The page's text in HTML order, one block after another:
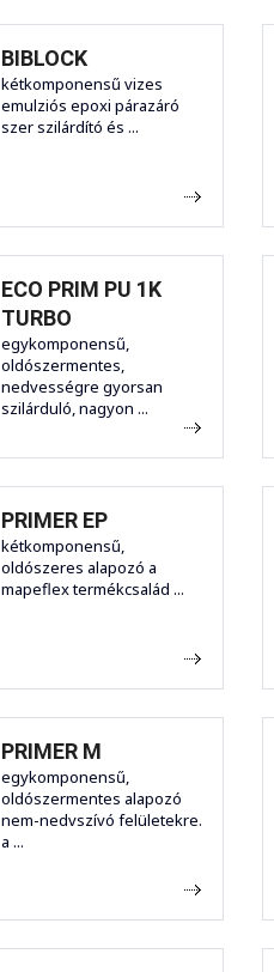
BIBLOCK
kétkomponensű vizes
emulziós epoxi párazáró
szer szilárdító és ...
ECO PRIM PU 1K
TURBO
egykomponensű,
oldószermentes,
nedvességre gyorsan
szilárduló, nagyon ...
PRIMER EP
kétkomponensű,
oldószeres alapozó a
mapeflex termékcsalád ...
PRIMER M
egykomponensű,
oldószermentes alapozó
nem-nedvszívó felületekre.
a ...